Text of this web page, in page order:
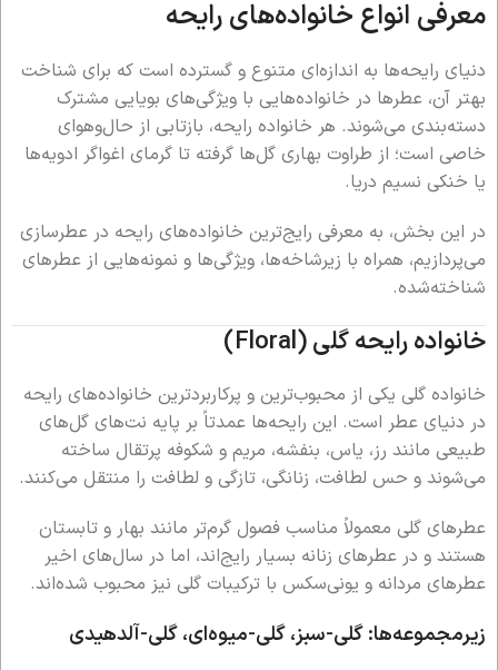
معرفی انواع خانواده‌های رایحه
دنیای رایحه‌ها به اندازه‌ای متنوع و گسترده است که برای شناخت
بهتر آن، عطرها در خانواده‌هایی با ویژگی‌های بویایی مشترک
دسته‌بندی می‌شوند. هر خانواده رایحه، بازتابی از حال‌وهوای
خاصی است؛ از طراوت بهاری گل‌ها گرفته تا گرمای اغواگر ادویه‌ها
یا خنکی نسیم دریا.
در این بخش، به معرفی رایج‌ترین خانواده‌های رایحه در عطرسازی
می‌پردازیم، همراه با زیرشاخه‌ها، ویژگی‌ها و نمونه‌هایی از عطرهای
شناخته‌شده.
خانواده رایحه گلی (Floral)
خانواده گلی یکی از محبوب‌ترین و پرکاربردترین خانواده‌های رایحه
در دنیای عطر است. این رایحه‌ها عمدتاً بر پایه نت‌های گل‌های
طبیعی مانند رز، یاس، بنفشه، مریم و شکوفه پرتقال ساخته
می‌شوند و حس لطافت، زنانگی، تازگی و لطافت را منتقل می‌کنند.
عطرهای گلی معمولاً مناسب فصول گرم‌تر مانند بهار و تابستان
هستند و در عطرهای زنانه بسیار رایج‌اند، اما در سال‌های اخیر
عطرهای مردانه و یونی‌سکس با ترکیبات گلی نیز محبوب شده‌اند.
زیرمجموعه‌ها: گلی-سبز، گلی-میوه‌ای، گلی-آلدهیدی